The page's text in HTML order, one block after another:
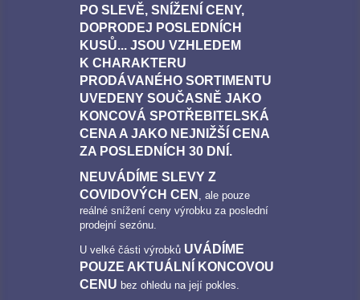
PO SLEVĚ, SNÍŽENÍ CENY,
DOPRODEJ POSLEDNÍCH
KUSŮ... JSOU VZHLEDEM
K CHARAKTERU
PRODÁVANÉHO SORTIMENTU
UVEDENY SOUČASNĚ JAKO
KONCOVÁ SPOTŘEBITELSKÁ
CENA A JAKO NEJNIŽŠÍ CENA
ZA POSLEDNÍCH 30 DNÍ.
NEUVÁDÍME SLEVY Z
COVIDOVÝCH CEN
, ale pouze
reálné snížení ceny výrobku za poslední
prodejní sezónu.
U velké části výrobků UVÁDÍME
POUZE AKTUÁLNÍ KONCOVOU
CENU bez ohledu na její pokles.